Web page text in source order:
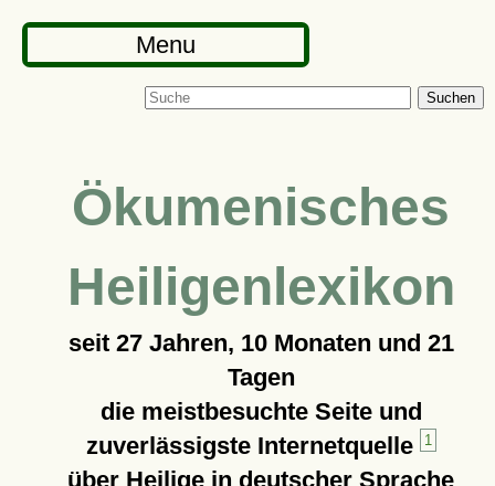
Menu
Suchen
Ökumenisches
Heiligenlexikon
seit 27 Jahren, 10 Monaten und 21
Tagen
die meistbesuchte Seite und
zuverlässigste Internetquelle
1
über Heilige in deutscher Sprache